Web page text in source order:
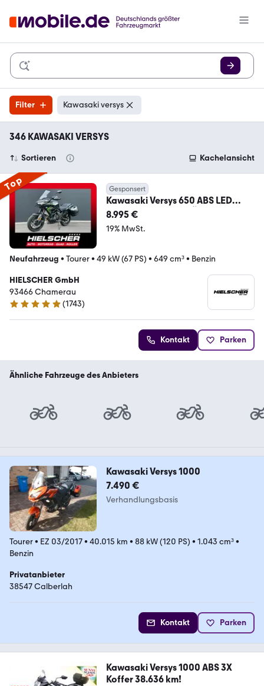
Filter Kawasaki versys
346 KAWASAKI VERSYS
Sortieren Kachelansicht
Top Gesponsert
Kawasaki Versys 650 ABS LED
++++ SOFORT VERFÜGBAR
8.995 €
19% MwSt.
Neufahrzeug • Tourer• 49 kW (67 PS) • 649 cm³• Benzin
HIELSCHER GmbH
93466 Chamerau
4.9 Sterne
(1743)
Kontakt Parken
Ähnliche Fahrzeuge des Anbieters
Kawasaki Versys 1000
7.490 €
Verhandlungsbasis
Tourer• EZ 03/2017• 40.015 km • 88 kW (120 PS) • 1.043 cm³•
Benzin
Privatanbieter
38547 Calberlah
Kontakt Parken
Kawasaki Versys 1000 ABS 3X
Koffer 38.636 km!